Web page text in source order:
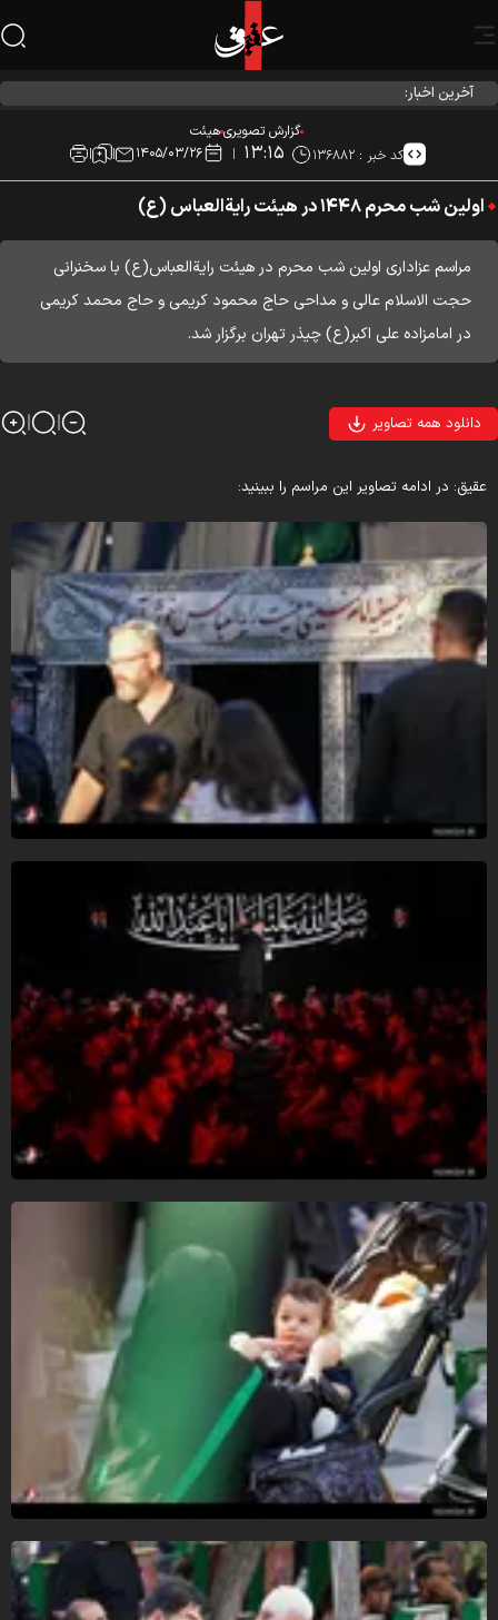
آخرین اخبار: احیاء شب نیمه شعبان در هیئت آیین حسینی
گزارش تصویریهیئت
کد خبر : ۱۳۶۸۸۲ ۱۳:۱۵ ۱۴۰۵/۰۳/۲۶
اولین شب محرم ۱۴۴۸ در هیئت رایةالعباس (ع)
مراسم عزاداری اولین شب محرم در هیئت رایةالعباس(ع) با سخنرانی
حجت الاسلام عالی و مداحی حاج محمود کریمی و حاج محمد کریمی
در امامزاده علی اکبر(ع) چیذر تهران برگزار شد.
دانلود همه تصاویر
عقیق: در ادامه تصاویر این مراسم را ببینید: